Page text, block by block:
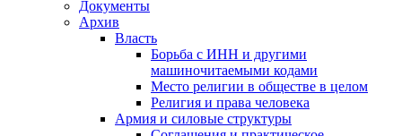
Документы
Архив
Власть
Борьба с ИНН и другими
машиночитаемыми кодами
Место религии в обществе в целом
Религия и права человека
Армия и силовые структуры